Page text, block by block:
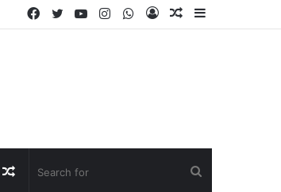
Sidebar
Random
Log
WhatsApp
Instagram
YouTube
Twitter
Facebook
Random